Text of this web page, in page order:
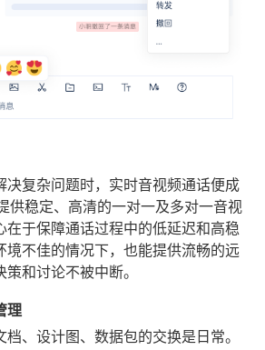
决复杂问题时，实时音视频通话便成
供稳定、高清的一对一及多对一音视
在于保障通话过程中的低延迟和高稳
境不佳的情况下，也能提供流畅的远
和讨论不被中断。
理
、设计图、数据包的交换是日常。